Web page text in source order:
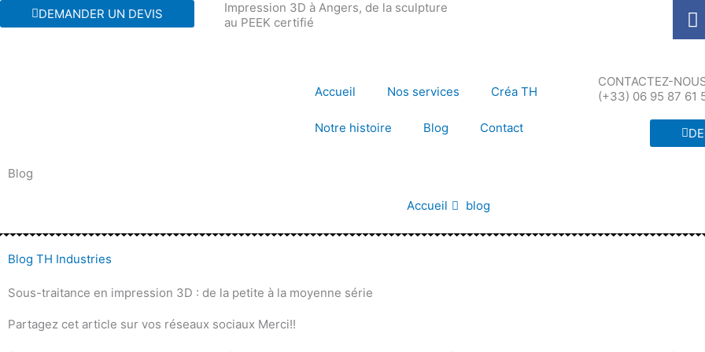
au
DEMANDER UN DEVIS
Impression 3D à Angers, de la sculpture
au PEEK certifié
F
a
b
o
o
k
Accueil Nos services Créa TH
Notre histoire Blog Contact
CONTACTEZ-
(+33) 06 95 87 61
Blog
Accueil blog
Blog TH Industries
Sous-traitance en impression 3D : de la petite à la moyenne série
Partagez cet article sur vos réseaux sociaux Merci!!